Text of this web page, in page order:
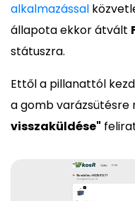
alkalmazással
állapota ekkor átvált
státuszra.
Ettől a pillanattól
a gomb varázsütésre
visszaküldése"